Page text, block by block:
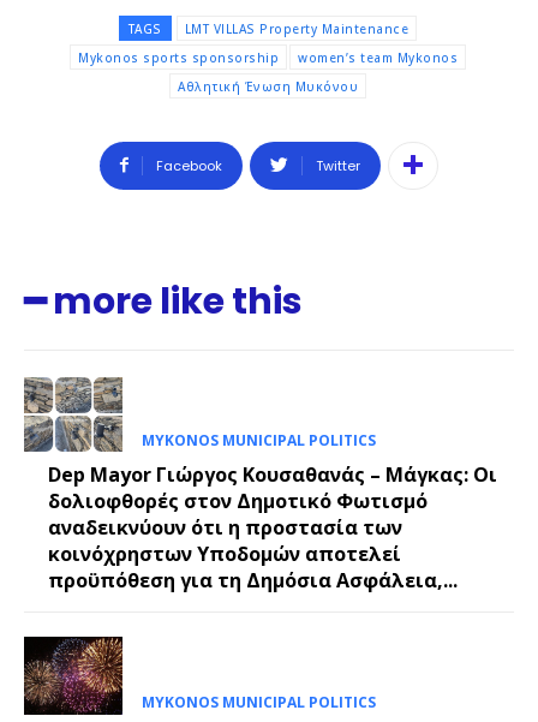
TAGS
LMT VILLAS Property Maintenance
Mykonos sports sponsorship
women’s team Mykonos
Αθλητική Ένωση Μυκόνου
Facebook Twitter
━ more like this
MYKONOS MUNICIPAL POLITICS
Dep Mayor Γιώργος Κουσαθανάς – Μάγκας: Οι
δολιοφθορές στον Δημοτικό Φωτισμό
αναδεικνύουν ότι η προστασία των
κοινόχρηστων Υποδομών αποτελεί
προϋπόθεση για τη Δημόσια Ασφάλεια,...
MYKONOS MUNICIPAL POLITICS